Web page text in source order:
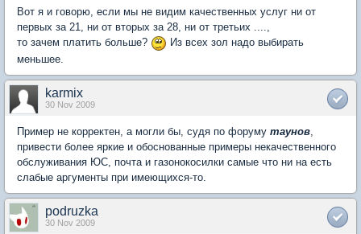
Вот я и говорю, если мы не видим качественных услуг ни от
первых за 21, ни от вторых за 28, ни от третьих ....,
то зачем платить больше?
Из всех зол надо выбирать
меньшее.
karmix
30 Nov 2009
Пример не корректен, а могли бы, судя по форуму таунов
привести более яркие и обоснованные примеры некачественного
обслуживания ЮС, почта и газонокосилки самые что ни на есть
слабые аргументы при имеющихся-то.
podruzka
30 Nov 2009